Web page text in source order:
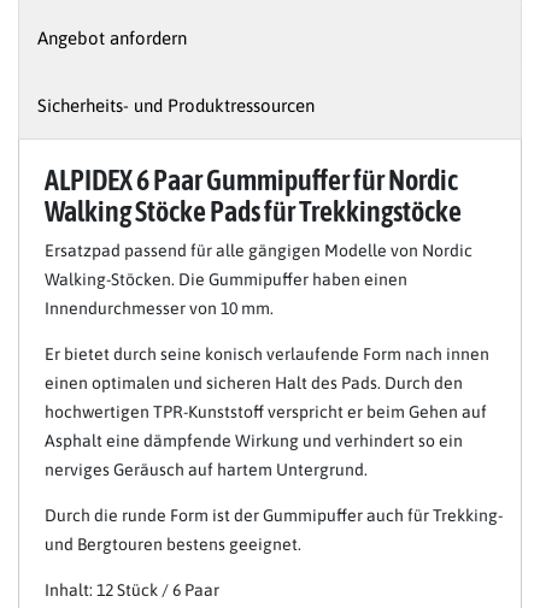
Angebot anfordern
Sicherheits- und Produktressourcen
ALPIDEX 6 Paar Gummipuffer für Nordic
Walking Stöcke Pads für Trekkingstöcke
Ersatzpad passend für alle gängigen Modelle von Nordic
Walking-Stöcken. Die Gummipuffer haben einen
Innendurchmesser von 10 mm.
Er bietet durch seine konisch verlaufende Form nach innen
einen optimalen und sicheren Halt des Pads. Durch den
hochwertigen TPR-Kunststoff verspricht er beim Gehen auf
Asphalt eine dämpfende Wirkung und verhindert so ein
nerviges Geräusch auf hartem Untergrund.
Durch die runde Form ist der Gummipuffer auch für Trekking-
und Bergtouren bestens geeignet.
Inhalt: 12 Stück / 6 Paar